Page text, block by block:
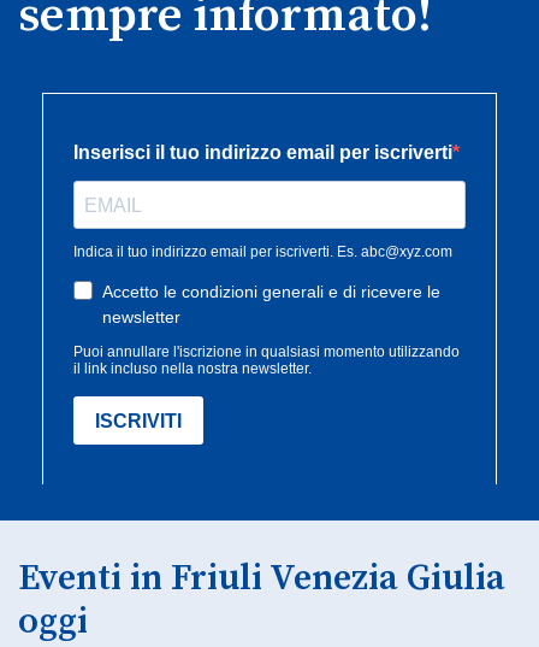
sempre informato!
Eventi in Friuli Venezia Giulia
oggi